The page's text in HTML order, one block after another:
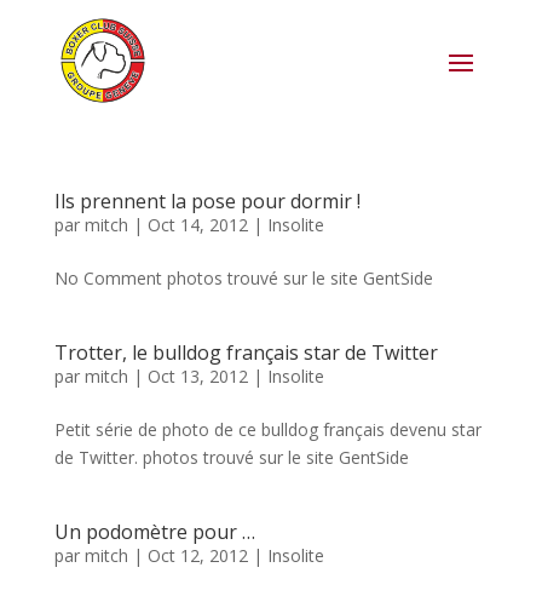
Ils prennent la pose pour dormir !
par mitch | Oct 14, 2012| Insolite
No Comment photos trouvé sur le site GentSide
Trotter, le bulldog français star de Twitter
par mitch | Oct 13, 2012| Insolite
Petit série de photo de ce bulldog français devenu star
de Twitter. photos trouvé sur le site GentSide
Un podomètre pour …
par mitch | Oct 12, 2012| Insolite